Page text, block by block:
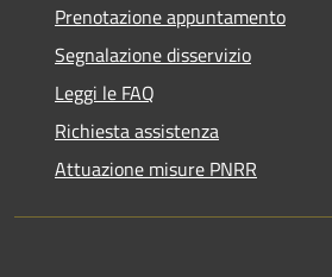
Prenotazione appuntamento
Segnalazione disservizio
Leggi le FAQ
Richiesta assistenza
Attuazione misure PNRR